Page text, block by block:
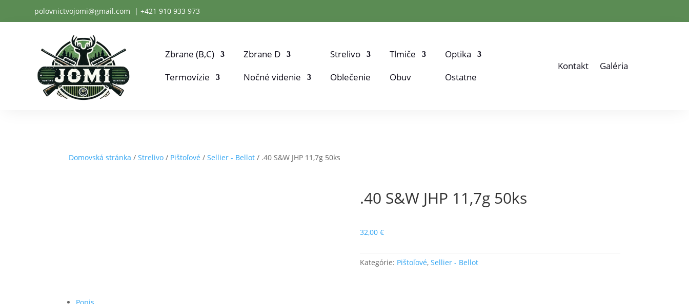
polovnictvojomi@gmail.com | +421 910 933 973
Zbrane (B,C) Zbrane D Strelivo Tlmiče
Optika
Termovízie
Nočné videnie Oblečenie Obuv Ostatne
Kontakt Galéria
Domovská stránka /Strelivo / Pištoľové /Sellier - Bellot / .40 S&W JHP 11,7g 50ks
.40 S&W JHP 11,7g 50ks
32,00 €
Kategórie: Pištoľové, Sellier - Bellot